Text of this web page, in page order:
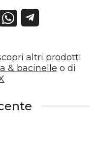
altri prodotti
& bacinelle o di